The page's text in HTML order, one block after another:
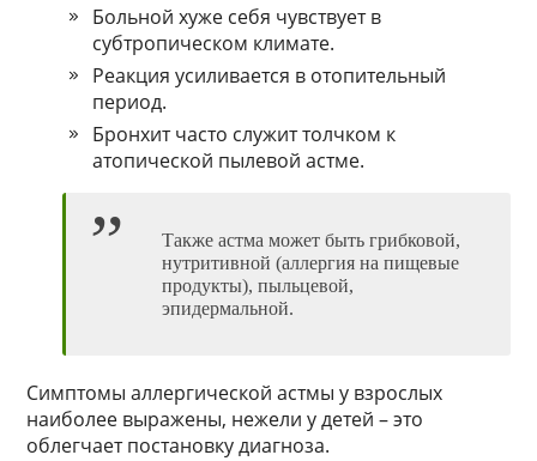
Больной хуже себя чувствует в
субтропическом климате.
Реакция усиливается в отопительный
период.
Бронхит часто служит толчком к
атопической пылевой астме.
Также астма может быть грибковой,
нутритивной (аллергия на пищевые
продукты), пыльцевой,
эпидермальной.
Симптомы аллергической астмы у взрослых
наиболее выражены, нежели у детей – это
облегчает постановку диагноза.